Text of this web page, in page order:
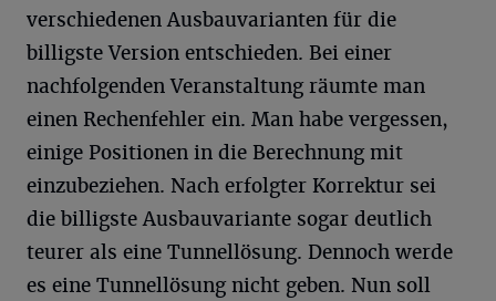
verschiedenen Ausbauvarianten für die
billigste Version entschieden. Bei einer
nachfolgenden Veranstaltung räumte man
einen Rechenfehler ein. Man habe vergessen,
einige Positionen in die Berechnung mit
einzubeziehen. Nach erfolgter Korrektur sei
die billigste Ausbauvariante sogar deutlich
teurer als eine Tunnellösung. Dennoch werde
es eine Tunnellösung nicht geben. Nun soll